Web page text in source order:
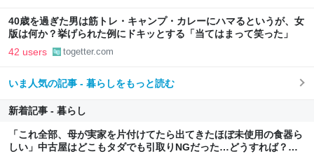
40歳を過ぎた男は筋トレ・キャンプ・カレーにハマるというが、女
版は何か？挙げられた例にドキッとする「当てはまって笑った」
42 users togetter.com
いま人気の記事 - 暮らしをもっと読む
新着記事 - 暮らし
「これ全部、母が実家を片付けてたら出てきたほぼ未使用の食器ら
しい」中古屋はどこもタダでも引取りNGだった…どうすれば？→